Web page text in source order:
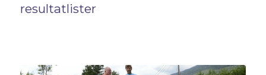
resultatlister